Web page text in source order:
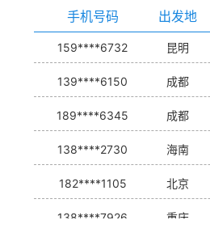
手机号码
出发地
159****6732 昆明
139****6150 成都
189****6345 成都
138****2730 海南
182****1105 北京
138****7926 重庆